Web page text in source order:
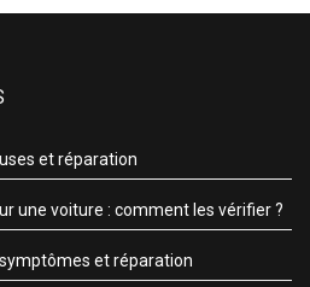
et réparation
une voiture : comment les vérifier ?
symptômes et réparation